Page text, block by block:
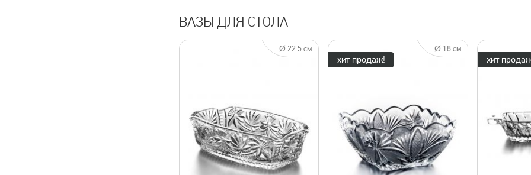
ВАЗЫ ДЛЯ СТОЛА
Ø 22.5 см
хит продаж!
Ø 18 см
быстрый просмотр
хит
быстрый просмотр